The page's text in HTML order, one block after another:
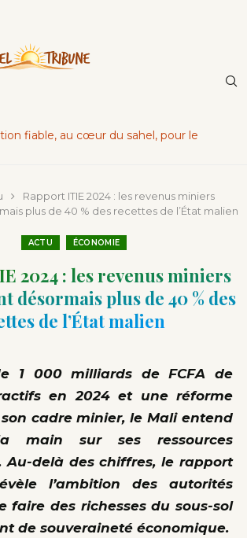
fiable, au cœur du sahel, pour le
Rapport ITIE 2024 : les revenus miniers
plus de 40 % des recettes de l’État malien
ACTU ÉCONOMIE
2024 : les revenus miniers
désormais plus de 40 % des
de l’État malien
1 000 milliards de FCFA de
en 2024 et une réforme
cadre minier, le Mali entend
main sur ses ressources
Au-delà des chiffres, le rapport
l’ambition des autorités
faire des richesses du sous-sol
de souveraineté économique.